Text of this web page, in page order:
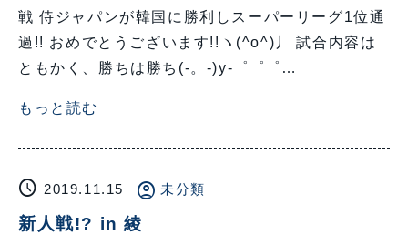
戦 侍ジャパンが韓国に勝利しスーパーリーグ1位通
過!! おめでとうございます!!ヽ(^o^)丿 試合内容は
ともかく、勝ちは勝ち(-。-)y-゜゜゜…
もっと読む
schedule 2019.11.15 account_circle 未分類
新人戦!? in 綾